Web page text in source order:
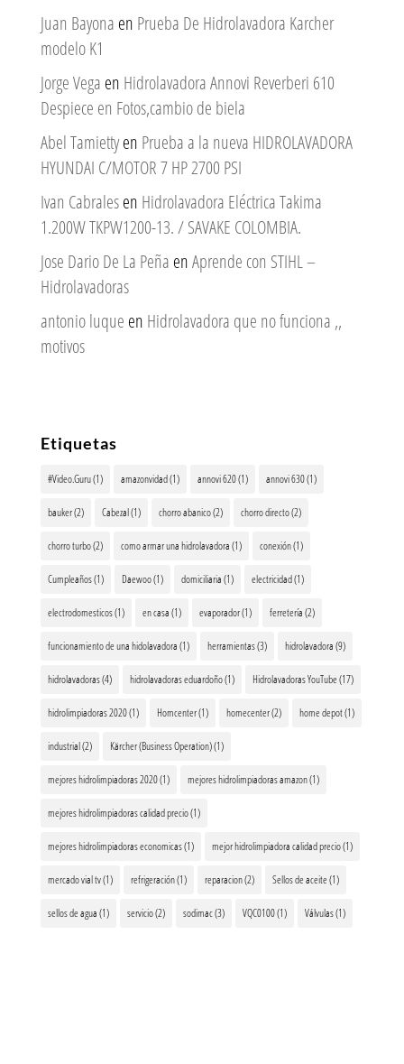
Juan Bayona en Prueba De Hidrolavadora Karcher
modelo K1
Jorge Vega en Hidrolavadora Annovi Reverberi 610
Despiece en Fotos,cambio de biela
Abel Tamiettyen Prueba a la nueva HIDROLAVADORA
HYUNDAI C/MOTOR 7 HP 2700 PSI
Ivan Cabralesen Hidrolavadora Eléctrica Takima
1.200W TKPW1200-13. / SAVAKE COLOMBIA.
Jose Dario De La Peña enAprende con STIHL –
Hidrolavadoras
antonio luque en Hidrolavadora que no funciona ,,
motivos
Etiquetas
#Video.Guru(1) amazonvidad(1) annovi 620(1) annovi 630(1)
bauker(2) Cabezal(1) chorro abanico(2) chorro directo(2)
chorro turbo(2) como armar una hidrolavadora(1) conexión(1)
Cumpleaños(1) Daewoo(1) domiciliaria(1) electricidad(1)
electrodomesticos(1) en casa(1) evaporador(1) ferretería(2)
funcionamiento de una hidolavadora(1) herramientas(3) hidrolavadora(9)
hidrolavadoras(4) hidrolavadoras eduardoño(1) Hidrolavadoras YouTube(17)
hidrolimpiadoras 2020(1) Homcenter(1) homecenter(2) home depot(1)
industrial(2) Kärcher (Business Operation)(1)
mejores hidrolimpiadoras 2020(1) mejores hidrolimpiadoras amazon(1)
mejores hidrolimpiadoras calidad precio(1)
mejores hidrolimpiadoras economicas(1) mejor hidrolimpiadora calidad precio(1)
mercado vial tv(1) refrigeración(1) reparacion(2) Sellos de aceite(1)
sellos de agua(1) servicio(2) sodimac(3) VQC0100(1) Válvulas(1)